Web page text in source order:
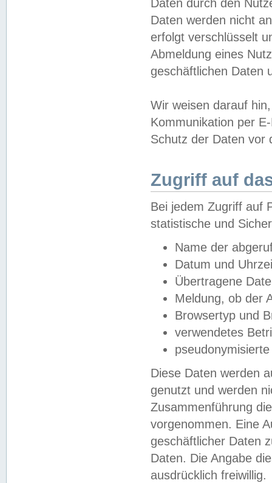
Daten durch den
Daten werden nicht
erfolgt verschlüsselt
Abmeldung eines
geschäftlichen Daten
Wir weisen darauf
Kommunikation per
Schutz der Daten vor
Zugriff auf
Bei jedem Zugriff auf
statistische und
Name der
Datum und
Übertragene
Meldung, ob der
Browsertyp und
verwendetes
Diese Daten werden
genutzt und werden
Zusammenführung
vorgenommen. Eine
geschäftlicher Daten
Daten. Die Angabe
ausdrücklich freiwillig.